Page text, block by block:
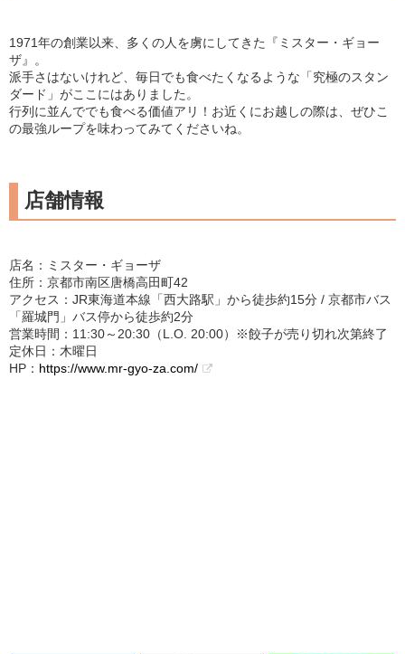
1971年の創業以来、多くの人を虜にしてきた『ミスター・ギョー
ザ』。
派手さはないけれど、毎日でも食べたくなるような「究極のスタン
ダード」がここにはありました。
行列に並んででも食べる価値アリ！お近くにお越しの際は、ぜひこ
の最強ループを味わってみてくださいね。
店舗情報
店名：ミスター・ギョーザ
住所：京都市南区唐橋高田町42
アクセス：JR東海道本線「西大路駅」から徒歩約15分 / 京都市バス
「羅城門」バス停から徒歩約2分
営業時間：11:30～20:30（L.O. 20:00）※餃子が売り切れ次第終了
定休日：木曜日
HP： https://www.mr-gyo-za.com/